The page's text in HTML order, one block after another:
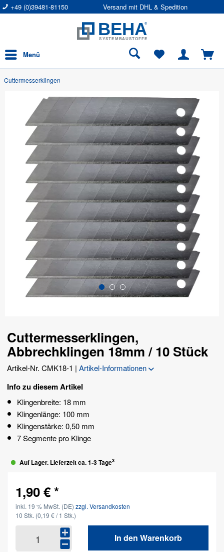
+49 (0)39481-81150 Versand mit DHL & Spedition
Menü
Cuttermesserklingen
Cuttermesserklingen,
Abbrechklingen 18mm / 10 Stück
Artikel-Nr. CMK18-1 | Artikel-Informationen
Info zu diesem Artikel
Klingenbreite: 18 mm
Klingenlänge: 100 mm
Klingenstärke: 0,50 mm
7 Segmente pro Klinge
Auf Lager. Lieferzeit ca. 1-3 Tage3
1,90 € *
inkl. 19 % MwSt. (DE) zzgl. Versandkosten
10 Stk. (0,19 € / 1 Stk.)
In den Warenkorb